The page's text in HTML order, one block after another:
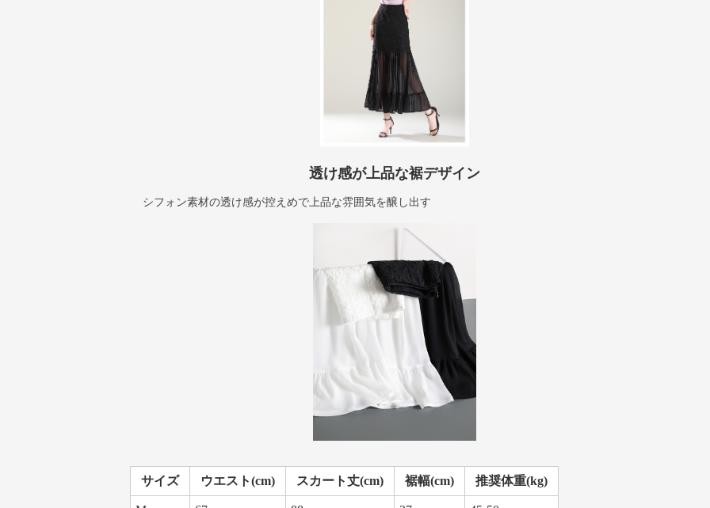
透け感が上品な裾デザイン
シフォン素材の透け感が控えめで上品な雰囲気を醸し出す
サイズ ウエスト(cm) スカート丈(cm) 裾幅(cm) 推奨体重(kg)